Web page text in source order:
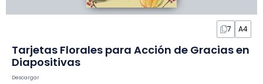
7 A4
Tarjetas Florales para Acción de Gracias en
Diapositivas
Descargar